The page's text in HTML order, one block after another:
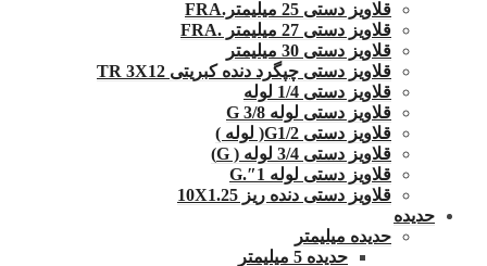
قلاویز دستی 25 میلیمتر.FRA
قلاویز دستی 27 میلیمتر .FRA
قلاویز دستی 30 میلیمتر
قلاویز دستی چپگرد دنده کبریتی TR 3X12
قلاویز دستی 1/4 لوله
قلاویز دستی لوله G 3/8
قلاویز دستی G1/2( لوله )
قلاویز دستی 3/4 لوله ( G)
قلاویز دستی لوله 1″.G
قلاویز دستی دنده ریز 10X1.25
حدیده
حدیده میلیمتر
حدیده 5 میلیمتر